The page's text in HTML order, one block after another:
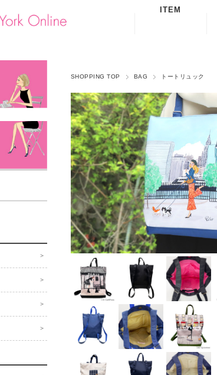
ITEM
ACCESSORY
SHOPPING TOP BAG トートリュック